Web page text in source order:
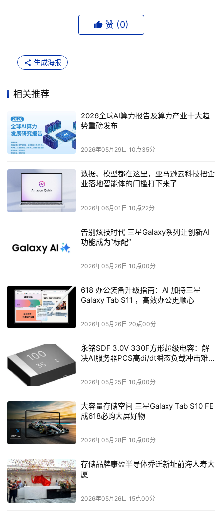
不断挑战极限，并融入深思熟虑的便利设计，使得全新
ALIENWARE外星人PRO无线游戏鼠标成为专业玩家和技术
高级产品经
理傅俊讲解
对于鼠标而言，除了DPI，另一个重要性能指标则是轮询
率。轮询率是指鼠标向设备发送数据的频率，其对于鼠标的
反应速度和精确度有着至关重要的影响，轮询率越高，鼠标
向电脑报告其位置的频率就越高。这将带来更快的响应速度
和更高的精度，并在瞄准或在屏幕上移动时使鼠标光标看起
全新ALIENWARE外星人PRO无线游戏鼠标装配高性能组
件，在毫秒级的竞速时刻，相较于最高为1KHz轮询率的其
线或8KHz有线轮询率，获得分别为0.25ms和0.125ms的响
应时间，实现精准操作，为竞技获得优势。
ALIENWARE
外星人PRO
标可提供原
8KHz（有
线）轮询率
除了性能，鼠标的舒适度也很重要。想要为广大游戏玩家打
与职业电竞运动员紧密合作，设计出适合各种握持姿势（包
括手掌握法、手指握法、指尖握法）和各种手型的对称形
状。同时，全新ALIENWARE外星人PRO无线游戏鼠标采用
赞 (0)
生成海报
相关推荐
2026全球AI算力报告及算力产业十大趋
势重磅发布
2026年05月29日 10点35分
数据、模型都在这里，亚马逊云科技把企
业落地智能体的门槛打下来了
2026年06月01日 10点22分
告别炫技时代 三星Galaxy系列让创新AI
功能成为“标配”
2026年05月26日 10点00分
618 办公装备升级指南：AI 加持三星
Galaxy Tab S11 ，高效办公更顺心
2026年05月26日 20点00分
永铭SDF 3.0V 330F方形超级电容：解
决AI服务器PCS高di/dt瞬态负载冲击难
2026年05月25日 10点00分
大容量存储空间 三星Galaxy Tab S10 FE
成618必购大屏好物
2026年05月28日 10点00分
存储品牌康盈半导体乔迁新址前海人寿大
厦
2026年05月26日 15点00分